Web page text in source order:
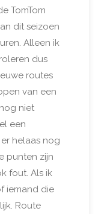
TomTom
dit seizoen
Alleen ik
dus
routes
van een
niet
een
helaas nog
punten zijn
fout. Als ik
iemand die
Route